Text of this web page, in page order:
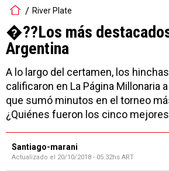
River Plate
�??Los más
Argentina
A lo largo del certamen, los
calificaron en La Página Millonaria
que sumó minutos en el torneo
¿Quiénes fueron los cinco
Santiago-marani
Actualizado el 20/10/2018 - 05:32hs ART